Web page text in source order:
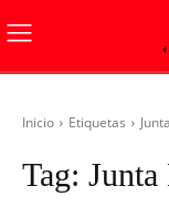
Inicio Etiquetas
Tag: Junta